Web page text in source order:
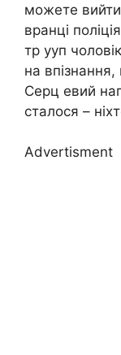
можете вийти
вранці
тp yуп
на
Серц евий
сталося –
Advertisment